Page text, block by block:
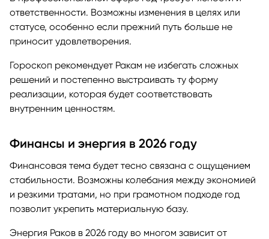
ответственности. Возможны изменения в целях или
статусе, особенно если прежний путь больше не
приносит удовлетворения.
Гороскоп рекомендует Ракам не избегать сложных
решений и постепенно выстраивать ту форму
реализации, которая будет соответствовать
внутренним ценностям.
Финансы и энергия в 2026 году
Финансовая тема будет тесно связана с ощущением
стабильности. Возможны колебания между экономией
и резкими тратами, но при грамотном подходе год
позволит укрепить материальную базу.
Энергия Раков в 2026 году во многом зависит от